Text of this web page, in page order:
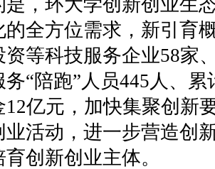
是，环大学创新创业生
的全方位需求，新引育
等科技服务企业58家
“陪跑”人员445人、累
12亿元，加快集聚创新
业活动，进一步营造创
创新创业主体。